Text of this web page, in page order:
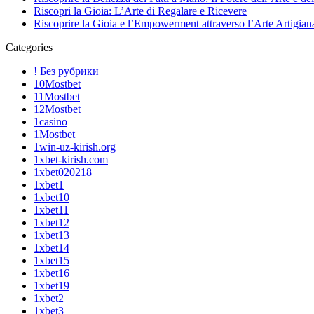
Riscopri la Gioia: L’Arte di Regalare e Ricevere
Riscoprire la Gioia e l’Empowerment attraverso l’Arte
Categories
! Без рубрики
10Mostbet
11Mostbet
12Mostbet
1casino
1Mostbet
1win-uz-kirish.org
1xbet-kirish.com
1xbet020218
1xbet1
1xbet10
1xbet11
1xbet12
1xbet13
1xbet14
1xbet15
1xbet16
1xbet19
1xbet2
1xbet3